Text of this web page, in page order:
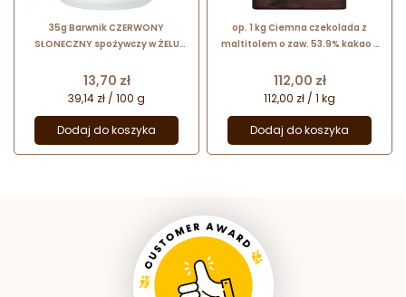
35g Barwnik CZERWONY
SŁONECZNY spożywczy w ŻELU
Cena
13,70 zł
39,14 zł / 100 g
Dodaj do koszyka
op. 1 kg Ciemna czekolada z
maltitolem o zaw. 53.9% kakao -
czekolada bez dodatku cukru
Cena
112,00 zł
112,00 zł / 1 kg
Dodaj do koszyka